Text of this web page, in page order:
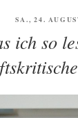
SA., 24.
ich so